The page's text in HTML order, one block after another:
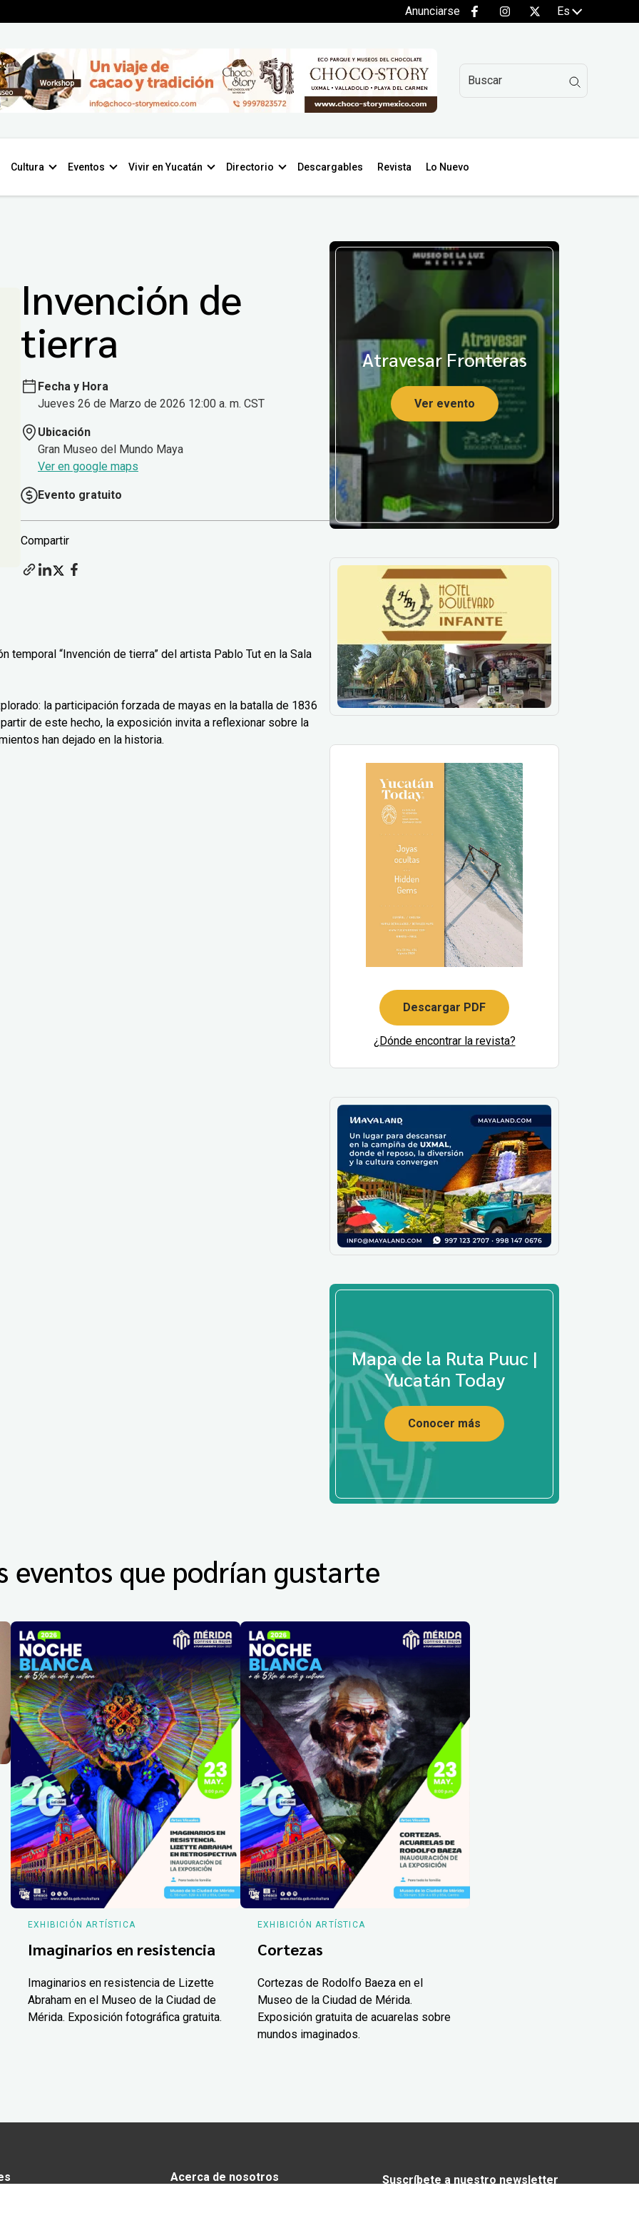
Anunciarse Es
Cultura Eventos Vivir en Yucatán Directorio Descargables Revista Lo Nuevo
Invención de
tierra
Fecha y Hora
Jueves 26 de Marzo de 2026 12:00 a. m. CST
Ubicación
Gran Museo del Mundo Maya
Ver en google maps
Evento gratuito
Compartir
“Invención de tierra” del artista Pablo Tut en la Sala
la participación forzada de mayas en la batalla de 1836
de este hecho, la exposición invita a reflexionar sobre la
han dejado en la historia.
Atravesar Fronteras
Ver evento
Descargar PDF
¿Dónde encontrar la revista?
Mapa de la Ruta Puuc |
Yucatán Today
Conocer más
eventos que podrían gustarte
EXHIBICIÓN ARTÍSTICA
Imaginarios en resistencia
Imaginarios en resistencia de Lizette
Abraham en el Museo de la Ciudad de
Mérida. Exposición fotográfica gratuita.
EXHIBICIÓN ARTÍSTICA
Cortezas
Cortezas de Rodolfo Baeza en el
Museo de la Ciudad de Mérida.
Exposición gratuita de acuarelas sobre
mundos imaginados.
Acerca de nosotros
Suscríbete a nuestro newsletter